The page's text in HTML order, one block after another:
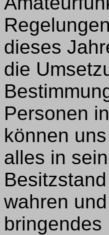
dieses
die
Personen
können
alles in
wahren
bringendes